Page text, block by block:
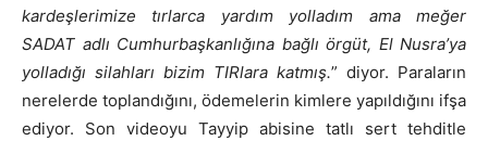
kardeşlerimize tırlarca yardım yolladım ama meğer
SADAT adlı Cumhurbaşkanlığına bağlı örgüt, El Nusra’ya
yolladığı silahları bizim TIRlara katmış.” diyor. Paraların
nerelerde toplandığını, ödemelerin kimlere yapıldığını ifşa
ediyor. Son videoyu Tayyip abisine tatlı sert tehditle